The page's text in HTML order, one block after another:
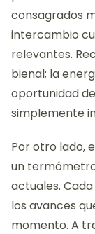
consagrados
intercambio
relevantes.
bienal; la
oportunidad
simplemente
Por otro lado,
un
actuales.
los avances
momento. A